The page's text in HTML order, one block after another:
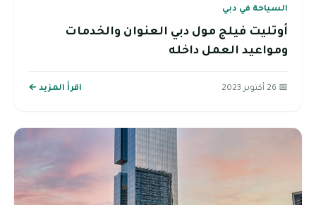
السياحة في دبي
أوتليت فيلج مول دبي العنوان والخدمات
ومواعيد العمل داخله
📅 26 أكتوبر 2023 اقرأ المزيد ←